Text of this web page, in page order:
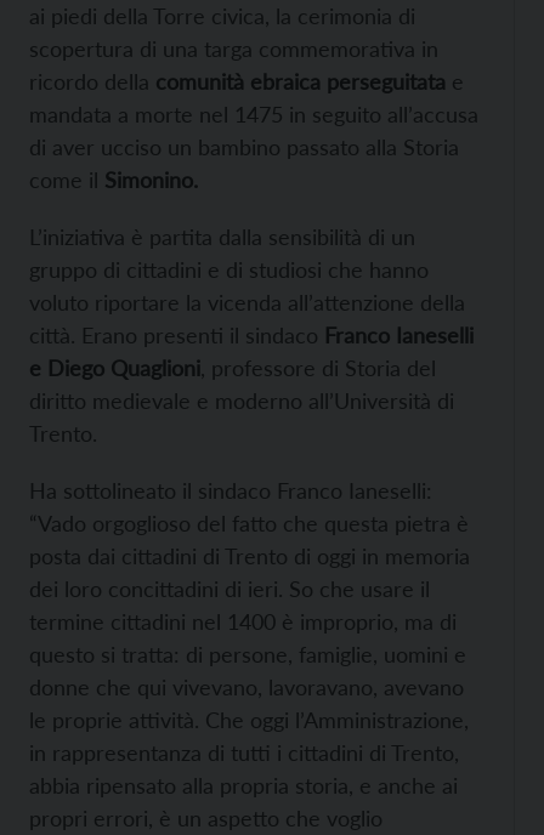
ai piedi della Torre civica, la cerimonia di
scopertura di una targa commemorativa in
ricordo della comunità ebraica perseguitata e
mandata a morte nel 1475 in seguito all’accusa
di aver ucciso un bambino passato alla Storia
come il Simonino.
L’iniziativa è partita dalla sensibilità di un
gruppo di cittadini e di studiosi che hanno
voluto riportare la vicenda all’attenzione della
città. Erano presenti il sindaco Franco Ianeselli
e Diego Quaglioni , professore di Storia del
diritto medievale e moderno all’Università di
Trento.
Ha sottolineato il sindaco Franco Ianeselli:
“Vado orgoglioso del fatto che questa pietra è
posta dai cittadini di Trento di oggi in memoria
dei loro concittadini di ieri. So che usare il
termine cittadini nel 1400 è improprio, ma di
questo si tratta: di persone, famiglie, uomini e
donne che qui vivevano, lavoravano, avevano
le proprie attività. Che oggi l’Amministrazione,
in rappresentanza di tutti i cittadini di Trento,
abbia ripensato alla propria storia, e anche ai
propri errori, è un aspetto che voglio